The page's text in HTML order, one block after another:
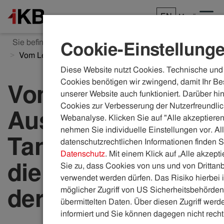
EN Menü
Sie befinden sich hier: ikb.at Karriere
Einblicke
Vom Lehrling zum Ausbilder
Vom Lehrling zum
Ausbilder: Peter
Tanzer übernimmt
die Ausbildung
der IT-Lehrlinge
Cookie-
Diese Website nutzt Cookies. Technische
Cookies benötigen wir zwingend, damit Ihr
unserer Website auch funktioniert. Darüber
Cookies zur Verbesserung der
Webanalyse. Klicken Sie auf "Alle
nehmen Sie individuelle Einstellungen vor.
datenschutzrechtlichen Informationen finden
Datenschutz. Mit einem Klick auf „Alle
Sie zu, dass Cookies von uns und von
verwendet werden dürfen. Das Risiko hierbei
möglicher Zugriff von US
übermittelten Daten. Über diesen Zugriff
informiert und Sie können dagegen nicht